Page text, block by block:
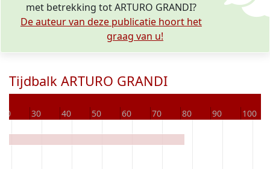
met betrekking tot ARTURO GRANDI?
De auteur van deze publicatie hoort het
graag van u!
Tijdbalk ARTURO GRANDI
20 30 40 50 60 70 80 90 100